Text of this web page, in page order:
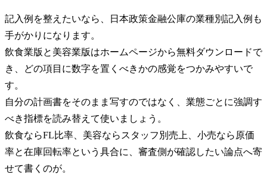
記入例を整えたいなら、日本政策金融公庫の業種別記入例も
手がかりになります。
飲食業版と美容業版はホームページから無料ダウンロードで
き、どの項目に数字を置くべきかの感覚をつかみやすいで
す。
自分の計画書をそのまま写すのではなく、業態ごとに強調す
べき指標を読み替えて使いましょう。
飲食ならFL比率、美容ならスタッフ別売上、小売なら原価
率と在庫回転率という具合に、審査側が確認したい論点へ寄
せて書くのが。